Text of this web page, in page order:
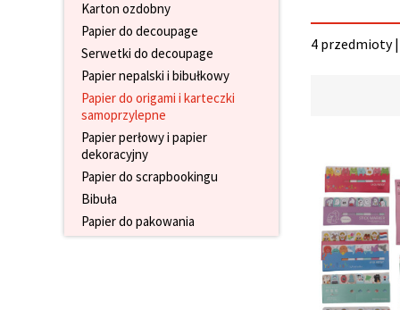
Karton ozdobny
Papier do decoupage
Serwetki do decoupage
Papier nepalski i bibułkowy
Papier do origami i karteczki
samoprzylepne
Papier perłowy i papier
dekoracyjny
Papier do scrapbookingu
Bibuła
Papier do pakowania
4 przedmioty